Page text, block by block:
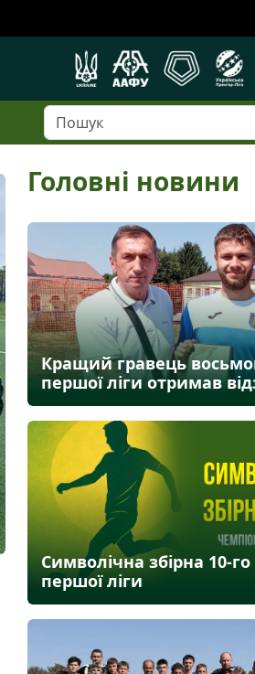
Головні новини
Кращий гравець
першої ліги отримав
Символічна збірна 10-го
першої ліги